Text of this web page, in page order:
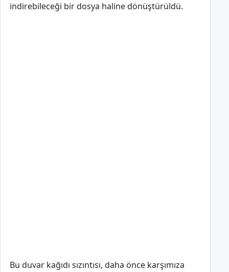
indirebileceği bir dosya haline dönüştürüldü.
Bu duvar kağıdı sızıntısı, daha önce karşımıza